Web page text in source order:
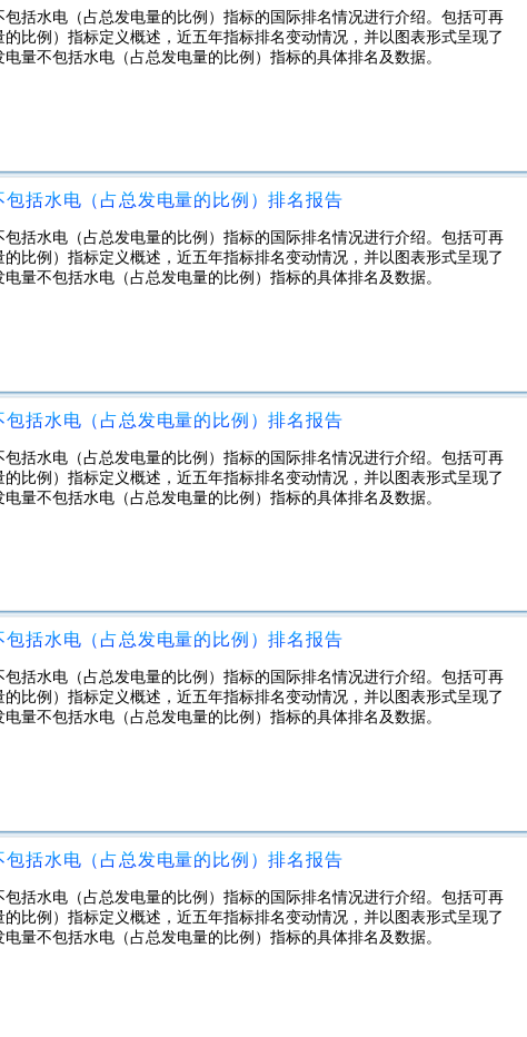
括水电（占总发电量的比例）指标的国际排名情况进行介绍。包括可再
比例）指标定义概述，近五年指标排名变动情况，并以图表形式呈现了
量不包括水电（占总发电量的比例）指标的具体排名及数据。
括水电（占总发电量的比例）排名报告
括水电（占总发电量的比例）指标的国际排名情况进行介绍。包括可再
比例）指标定义概述，近五年指标排名变动情况，并以图表形式呈现了
量不包括水电（占总发电量的比例）指标的具体排名及数据。
括水电（占总发电量的比例）排名报告
括水电（占总发电量的比例）指标的国际排名情况进行介绍。包括可再
比例）指标定义概述，近五年指标排名变动情况，并以图表形式呈现了
量不包括水电（占总发电量的比例）指标的具体排名及数据。
括水电（占总发电量的比例）排名报告
括水电（占总发电量的比例）指标的国际排名情况进行介绍。包括可再
比例）指标定义概述，近五年指标排名变动情况，并以图表形式呈现了
量不包括水电（占总发电量的比例）指标的具体排名及数据。
括水电（占总发电量的比例）排名报告
括水电（占总发电量的比例）指标的国际排名情况进行介绍。包括可再
比例）指标定义概述，近五年指标排名变动情况，并以图表形式呈现了
量不包括水电（占总发电量的比例）指标的具体排名及数据。